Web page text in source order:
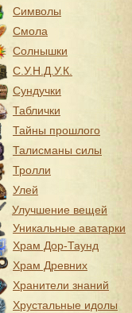
Символы
Смола
Солнышки
С.У.Н.Д.У.К.
Сундучки
Таблички
Тайны прошлого
Талисманы силы
Тролли
Улей
Улучшение вещей
Уникальные аватарки
Храм Дор-Таунд
Храм Древних
Хранители знаний
Хрустальные идолы